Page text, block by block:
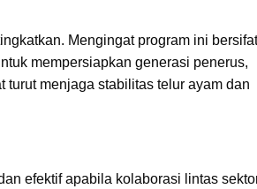
Mengingat program ini bersifat
mempersiapkan generasi penerus,
menjaga stabilitas telur ayam dan
efektif apabila kolaborasi lintas